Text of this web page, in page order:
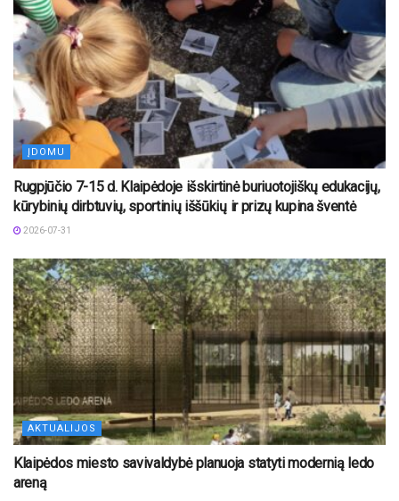
ĮDOMU
Rugpjūčio 7-15 d. Klaipėdoje išskirtinė buriuotojiškų edukacijų,
kūrybinių dirbtuvių, sportinių iššūkių ir prizų kupina šventė
2026-07-31
AKTUALIJOS
Klaipėdos miesto savivaldybė planuoja statyti modernią ledo
areną